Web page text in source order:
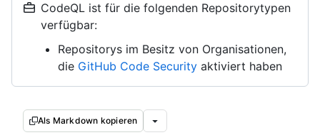
CodeQL ist für die folgenden Repositorytypen
verfügbar:
Repositorys im Besitz von Organisationen,
die GitHub Code Security aktiviert haben
Als Markdown kopieren